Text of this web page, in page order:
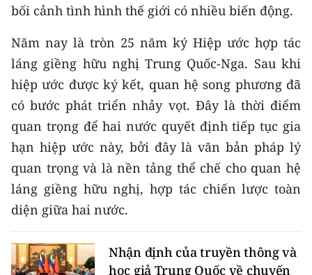
Media Môi trường
Ảnh
Infographic
TIN MỚI
TIN ĐỊA PHƯƠNG
Trung du và miền núi phía Bắc
Đồng bằng sông Hồng
Bắc Trung Bộ
Duyên hải Nam Trung Bộ và Tây
bối cảnh tình hình thế giới có nhiều biến động.
Năm nay là tròn 25 năm ký Hiệp ước hợp tác
láng giềng hữu nghị Trung Quốc-Nga. Sau khi
hiệp ước được ký kết, quan hệ song phương đã
có bước phát triển nhảy vọt. Đây là thời điểm
quan trọng để hai nước quyết định tiếp tục gia
hạn hiệp ước này, bởi đây là văn bản pháp lý
quan trọng và là nền tảng thể chế cho quan hệ
láng giềng hữu nghị, hợp tác chiến lược toàn
diện giữa hai nước.
Nhận định của truyền thông và
học giả Trung Quốc về chuyến